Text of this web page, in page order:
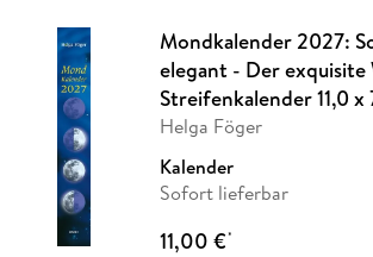
Mondkalender 2027:
elegant - Der exquisite
Streifenkalender 11,0
Helga Föger
Kalender
Sofort lieferbar
11,00 €*